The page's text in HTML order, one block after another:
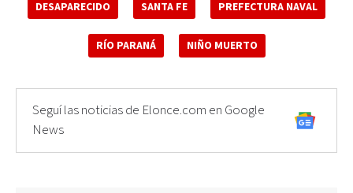
DESAPARECIDO SANTA FE PREFECTURA NAVAL
RÍO PARANÁ NIÑO MUERTO
Seguí las noticias de Elonce.com en Google
News